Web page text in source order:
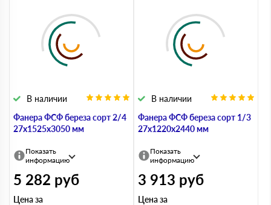
Фанера ФСФ береза сорт 2/4
27х1525х3050 мм
В наличии
Показать
информацию
5 282 руб
Цена за
Фанера ФСФ береза сорт 1/3
27х1220х2440 мм
В наличии
Показать
информацию
3 913 руб
Цена за